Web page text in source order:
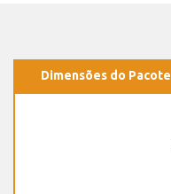
Dimensões do Pacote